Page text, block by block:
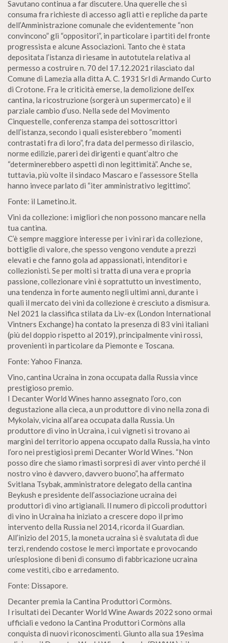
Savutano continua a far discutere. Una querelle che si
consuma fra richieste di accesso agli atti e repliche da parte
dell’Amministrazione comunale che evidentemente “non
convincono” gli “oppositori”, in particolare i partiti del fronte
progressista e alcune Associazioni. Tanto che è stata
depositata l’istanza di riesame in autotutela relativa al
permesso a costruire n. 70 del 17.12.2021 rilasciato dal
Comune di Lamezia alla ditta A. C. 1931 Srl di Armando Curto
di Crotone. Fra le criticità emerse, la demolizione dell’ex
cantina, la ricostruzione (sorgerà un supermercato) e il
parziale cambio d’uso. Nella sede del Movimento
Cinquestelle, conferenza stampa dei sottoscrittori
dell’istanza, secondo i quali esisterebbero “momenti
contrastati fra di loro”, fra data del permesso di rilascio,
norme edilizie, pareri dei dirigenti e quant’altro che
“determinerebbero aspetti di non legittimità”. Anche se,
tuttavia, più volte il sindaco Mascaro e l’assessore Stella
hanno invece parlato di “iter amministrativo legittimo”.
Fonte: il Lametino.it.
Vini da collezione: i migliori che non possono mancare nella
tua cantina.
C’è sempre maggiore interesse per i vini rari da collezione,
bottiglie di valore, che spesso vengono vendute a prezzi
elevati e che fanno gola ad appassionati, intenditori e
collezionisti. Se per molti si tratta di una vera e propria
passione, collezionare vini è soprattutto un investimento,
una tendenza in forte aumento negli ultimi anni, durante i
quali il mercato dei vini da collezione è cresciuto a dismisura.
Nel 2021 la classifica stilata da Liv-ex (London International
Vintners Exchange) ha contato la presenza di 83 vini italiani
(più del doppio rispetto al 2019), principalmente vini rossi,
provenienti in particolare da Piemonte e Toscana.
Fonte: Yahoo Finanza.
Vino, cantina Ucraina in zona occupata dalla Russia vince
prestigioso premio.
I Decanter World Wines hanno assegnato l’oro, con
degustazione alla cieca, a un produttore di vino nella zona di
Mykolaiv, vicina all’area occupata dalla Russia. Un
produttore di vino in Ucraina, i cui vigneti si trovano ai
margini del territorio appena occupato dalla Russia, ha vinto
l’oro nei prestigiosi premi Decanter World Wines. “Non
posso dire che siamo rimasti sorpresi di aver vinto perché il
nostro vino è davvero, davvero buono”, ha affermato
Svitlana Tsybak, amministratore delegato della cantina
Beykush e presidente dell’associazione ucraina dei
produttori di vino artigianali. Il numero di piccoli produttori
di vino in Ucraina ha iniziato a crescere dopo il primo
intervento della Russia nel 2014, ricorda il Guardian.
All’inizio del 2015, la moneta ucraina si è svalutata di due
terzi, rendendo costose le merci importate e provocando
un’esplosione di beni di consumo di fabbricazione ucraina
come vestiti, cibo e arredamento.
Fonte: Dissapore.
Decanter premia la Cantina Produttori Cormòns.
I risultati dei Decanter World Wine Awards 2022 sono ormai
ufficiali e vedono la Cantina Produttori Cormòns alla
conquista di nuovi riconoscimenti. Giunto alla sua 19esima